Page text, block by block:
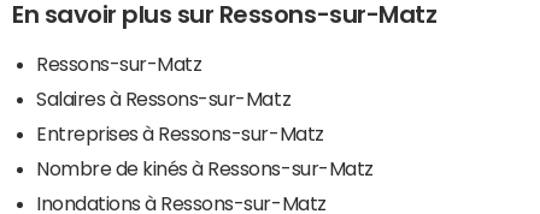
En savoir plus sur Ressons-sur-Matz
Ressons-sur-Matz
Salaires à Ressons-sur-Matz
Entreprises à Ressons-sur-Matz
Nombre de kinés à Ressons-sur-Matz
Inondations à Ressons-sur-Matz